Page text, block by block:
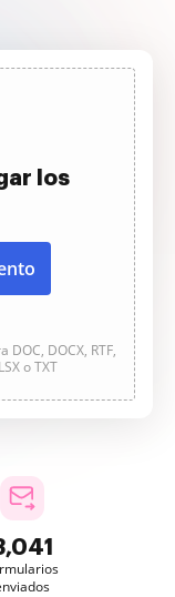
los
DOCX, RTF,
o TXT